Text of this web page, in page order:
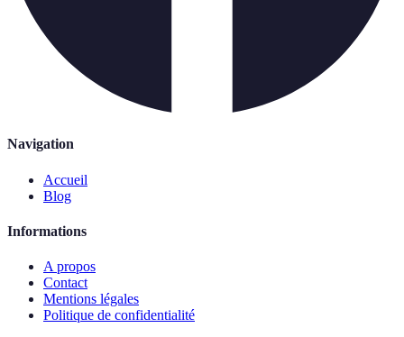
Navigation
Accueil
Blog
Informations
A propos
Contact
Mentions légales
Politique de confidentialité